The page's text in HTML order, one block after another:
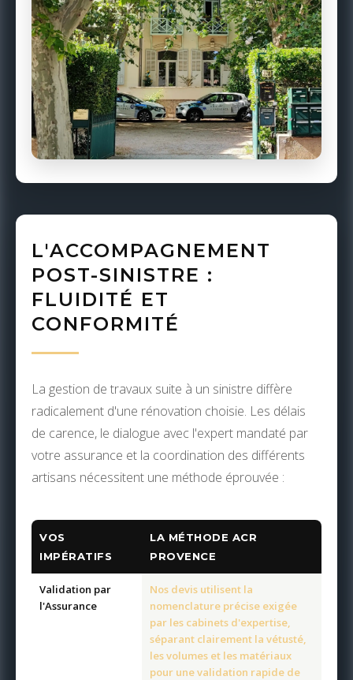
L'ACCOMPAGNEMENT
POST-SINISTRE :
FLUIDITÉ ET
CONFORMITÉ
La gestion de travaux suite à un sinistre diffère
radicalement d'une rénovation choisie. Les délais
de carence, le dialogue avec l'expert mandaté par
votre assurance et la coordination des différents
artisans nécessitent une méthode éprouvée :
VOS
IMPÉRATIFS
LA MÉTHODE ACR
PROVENCE
Validation par
l'Assurance
Nos devis utilisent la
nomenclature précise exigée
par les cabinets d'expertise,
séparant clairement la vétusté,
les volumes et les matériaux
pour une validation rapide de